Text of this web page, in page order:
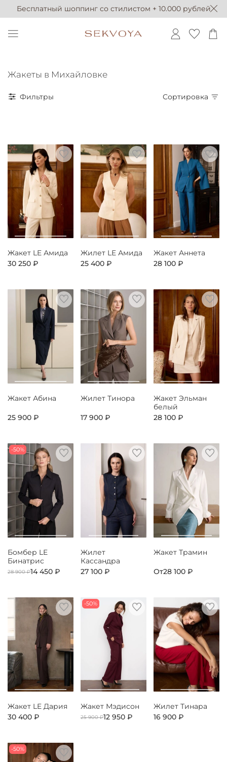
Бесплатный шоппинг со стилистом + 10.000 рублей
Жакеты в Михайловке
Фильтры Сортировка
Жакет LE Амида
30 250 ₽
Жилет LE Амида
25 400 ₽
Жакет Аннета
28 100 ₽
Жакет Абина
25 900 ₽
Жилет Тинора
17 900 ₽
Жакет Эльман
белый
28 100 ₽
-50%
Бомбер LE
Бинатрис
28 900 ₽14 450 ₽
Жилет
Кассандра
27 100 ₽
Жакет Трамин
От28 100 ₽
Жакет LE Дария
30 400 ₽
-50%
Жакет Мэдисон
25 900 ₽12 950 ₽
Жилет Тинара
16 900 ₽
-50%